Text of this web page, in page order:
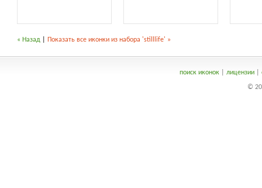
« Назад Показать все иконки из набора 'stilllife' »
поиск иконок| лицензии|
©